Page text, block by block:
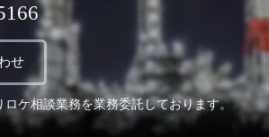
せ
ケ相談業務を業務委託しております。